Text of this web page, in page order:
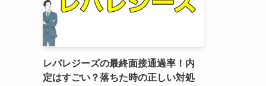
レバレジーズの最終面接通過率！内
定はすごい？落ちた時の正しい対処